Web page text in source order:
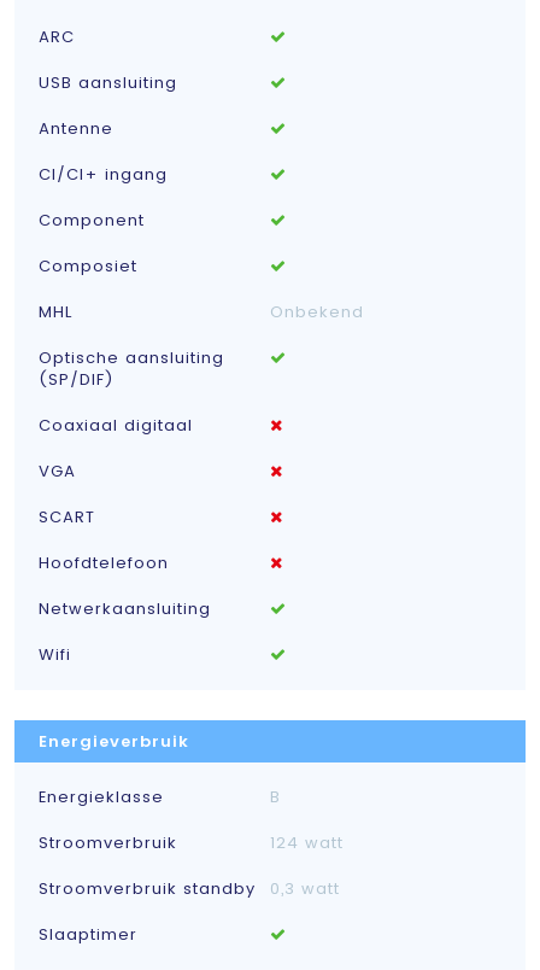
ARC
USB aansluiting
Antenne
CI/CI+ ingang
Component
Composiet
MHL
Onbekend
Optische aansluiting
(SP/DIF)
Coaxiaal digitaal
VGA
SCART
Hoofdtelefoon
Netwerkaansluiting
Wifi
Energieverbruik
Energieklasse
B
Stroomverbruik
124 watt
Stroomverbruik standby
0,3 watt
Slaaptimer